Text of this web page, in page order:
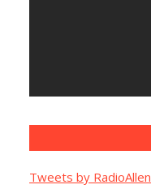
Tweets by RadioAllen